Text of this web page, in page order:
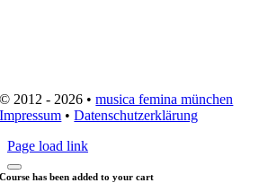
© 2012 - 2026 •musica femina münchen
Impressum •Datenschutzerklärung
Page load link
Course has been added to your cart